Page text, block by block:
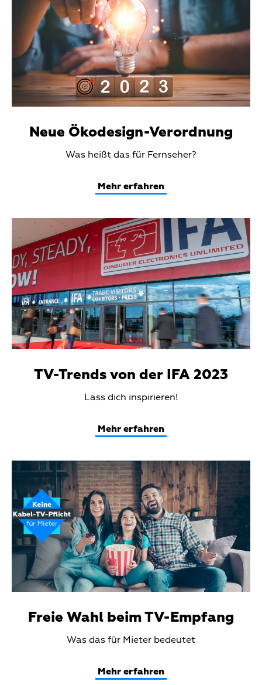
Neue Ökodesign-Verordnung
Was heißt das für Fernseher?
Mehr erfahren
Teaser
Media
TV-Trends von der IFA 2023
Lass dich inspirieren!
Mehr erfahren
Media
Freie Wahl beim TV-Empfang
Was das für Mieter bedeutet
Mehr erfahren